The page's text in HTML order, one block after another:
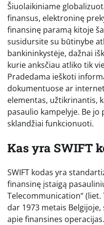
Šiuolaikiniame
finansus, elektroninę
finansinę paramą kitoje
susidursite su būtinybe
bankininkystėje, dažnai
kurie anksčiau atliko tik
Pradedama ieškoti
dokumentuose ar
elementas, užtikrinantis,
pasaulio kampelyje. Be
sklandžiai funkcionuoti.
Kas yra SWIFT
SWIFT kodas yra
finansinę įstaigą
Telecommunication“
dar 1973 metais
apie finansines operacijas.